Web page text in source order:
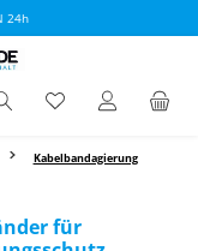
24h
Kabelbandagierung
für